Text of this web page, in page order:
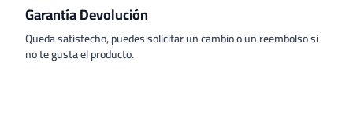
Garantía Devolución
Queda satisfecho, puedes solicitar un cambio o un reembolso si
no te gusta el producto.